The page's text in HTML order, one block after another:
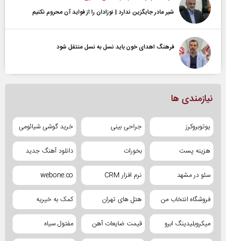
شیر مادر جایگزین ندارد | نوزادان را از فواید آن محروم نکنیم
فرهنگ اهدای خون باید نسل به نسل منتقل شود
نیازمندی ها
یوتوبروکرز جراحی بینی خرید گوشی شیائومی
هزینه پست بخورات دانلود آهنگ جدید
سئو در مشهد نرم افزار CRM webone.co
فروشگاه انتخاب من هتل های تهران کمک به خیریه
میکروبلیدینگ ابرو قیمت ضایعات آهن مفتول سیاه